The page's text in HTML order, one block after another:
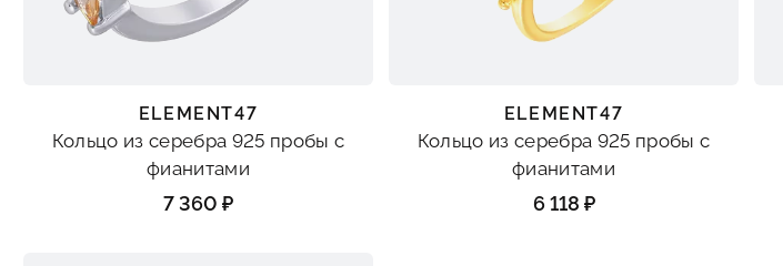
ELEMENT47
Кольцо из серебра 925 пробы с
фианитами
7 360 ₽
ELEMENT47
Кольцо из серебра 925 пробы с
фианитами
6 118 ₽